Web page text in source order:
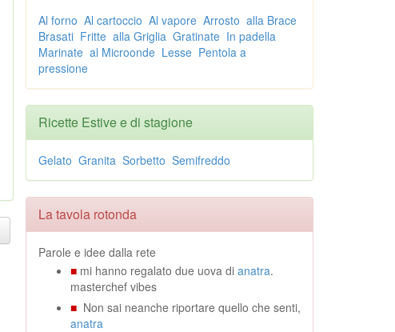
Al forno Al cartoccio Al vapore Arrosto alla Brace
Brasati Fritte alla Griglia Gratinate In padella
Marinate al Microonde Lesse Pentola a
pressione
Ricette Estive e di stagione
Gelato Granita Sorbetto Semifreddo
La tavola rotonda
Parole e idee dalla rete
■ mi hanno regalato due uova di anatra.
masterchef vibes
■ Non sai neanche riportare quello che senti,
anatra